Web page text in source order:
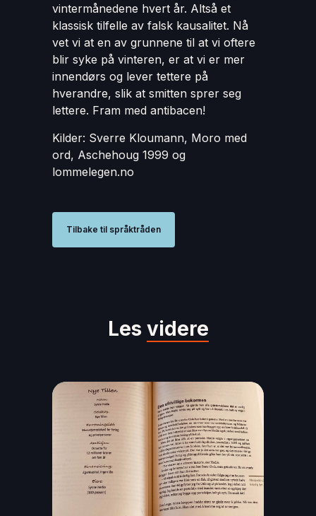
vintermånedene hvert år. Altså et
klassisk tilfelle av falsk kausalitet. Nå
vet vi at en av grunnene til at vi oftere
blir syke på vinteren, er at vi er mer
innendørs og lever tettere på
hverandre, slik at smitten sprer seg
lettere. Fram med antibacen!
Kilder: Sverre Kloumann, Moro med
ord, Aschehoug 1999 og
lommelegen.no
Tilbake til språktråden
Les videre